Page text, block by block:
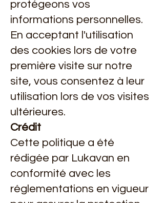
protégeons vos
informations personnelles.
En acceptant l'utilisation
des cookies lors de votre
première visite sur notre
site, vous consentez à leur
utilisation lors de vos visites
ultérieures.
Crédit
Cette politique a été
rédigée par Lukavan en
conformité avec les
réglementations en vigueur